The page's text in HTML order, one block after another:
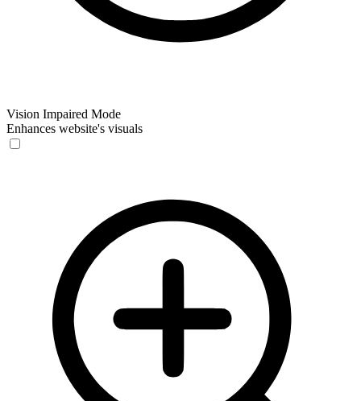
Vision Impaired Mode
Enhances website's visuals